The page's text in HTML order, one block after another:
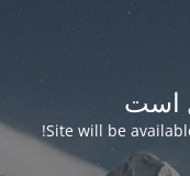
است
Site will be